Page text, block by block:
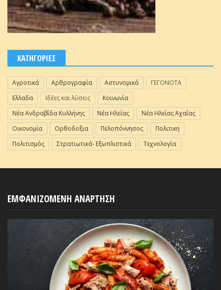
ΚΑΤΗΓΟΡΙΕΣ
Αγροτικά Αρθρογραφία Αστυνομικά
ΓΕΓΟΝΟΤΑ
Ελλαδα
Ιδέες και λύσεις
Κοινωνία
Νέα Ανδραβίδα Κυλλήνης
Νέα Ηλείας
Νέα Ηλείας Αχαΐας
Οικονομία
Ορθοδοξια Πελοπόννησος
Πολιτικη
Πολιτισμός
Στρατιωτικά- Εξωπλιστικά Τεχνολογία
ΕΜΦΑΝΙΖΟΜΕΝΗ ΑΝΑΡΤΗΣΗ